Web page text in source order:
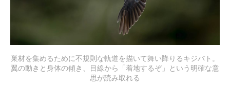
巣材を集めるために不規則な軌道を描いて舞い降りるキジバト。
翼の動きと身体の傾き、目線から「着地するぞ」という明確な意
思が読み取れる